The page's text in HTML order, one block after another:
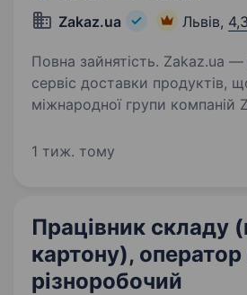
Zakaz.ua
Львів,
Повна зайнятість. Zakaz.ua — український
сервіс доставки продуктів,
міжнародної групи компаній
на ринку доставки продуктів
1 тиж. тому
Працівник складу
картону), оператор
різноробочий